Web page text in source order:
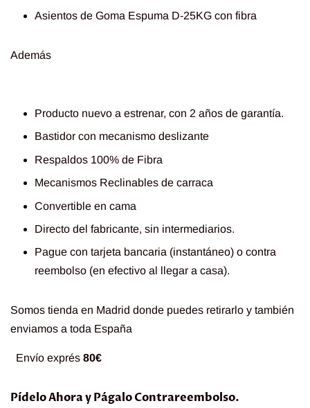
Asientos de Goma Espuma D-25KG con fibra
Además
Producto nuevo a estrenar, con 2 años de garantía.
Bastidor con mecanismo deslizante
Respaldos 100% de Fibra
Mecanismos Reclinables de carraca
Convertible en cama
Directo del fabricante, sin intermediarios.
Pague con tarjeta bancaria (instantáneo) o contra
reembolso (en efectivo al llegar a casa).
Somos tienda en Madrid donde puedes retirarlo y también
enviamos a toda España
Envío exprés 80€
Pídelo Ahora y Págalo Contrareembolso.